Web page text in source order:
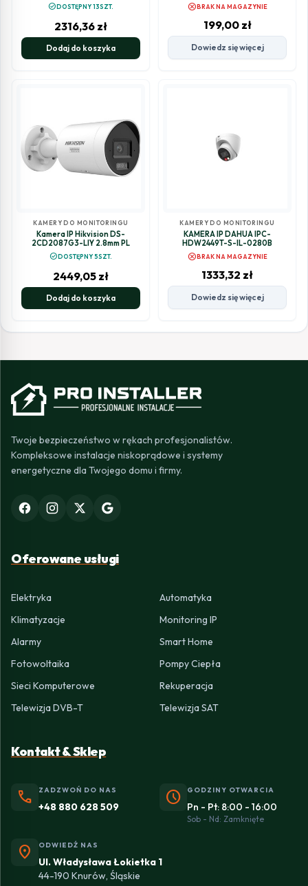
check_circleDOSTĘPNY 13SZT.
2316,36 zł
Dodaj do koszyka
cancelBRAK NA MAGAZYNIE
199,00 zł
Dowiedz się więcej
KAMERY DO MONITORINGU
Kamera IP Hikvision DS-
2CD2087G3-LIY 2.8mm PL
check_circleDOSTĘPNY 5SZT.
2449,05 zł
Dodaj do koszyka
KAMERY DO MONITORINGU
KAMERA IP DAHUA IPC-
HDW2449T-S-IL-0280B
cancelBRAK NA MAGAZYNIE
1333,32 zł
Dowiedz się więcej
Twoje bezpieczeństwo w rękach profesjonalistów.
Kompleksowe instalacje niskoprądowe i systemy
energetyczne dla Twojego domu i firmy.
Oferowane usługi
Elektryka
Automatyka
Klimatyzacje
Monitoring IP
Alarmy
Smart Home
Fotowoltaika
Pompy Ciepła
Sieci Komputerowe
Rekuperacja
Telewizja DVB-T
Telewizja SAT
Kontakt & Sklep
phone ZADZWOŃ DO NAS
+48 880 628 509 schedule GODZINY OTWARCIA
Pn - Pt: 8:00 - 16:00
Sob - Nd: Zamknięte
location_on ODWIEDŹ NAS
Ul. Władysława Łokietka 1
44-190 Knurów, Śląskie